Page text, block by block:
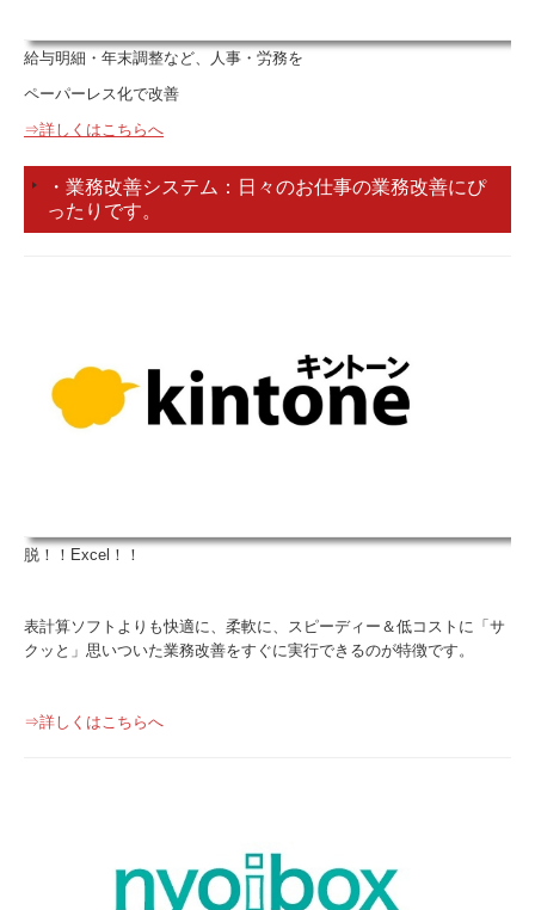
給与明細・年末調整など、人事・労務を
ペーパーレス化で改善
⇒詳しくはこちらへ
・業務改善システム：日々のお仕事の業務改善にぴ
ったりです。
脱！！Excel！！
表計算ソフトよりも快適に、柔軟に、スピーディー＆低コストに「サ
クッと」思いついた業務改善をすぐに実行できるのが特徴です。
⇒詳しくはこちらへ